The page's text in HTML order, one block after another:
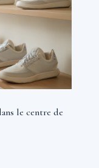
le centre de